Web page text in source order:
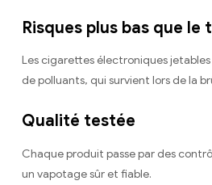
Risques plus bas que le
Les cigarettes électroniques
de polluants, qui survient lors de la
Qualité testée
Chaque produit passe par des
un vapotage sûr et fiable.